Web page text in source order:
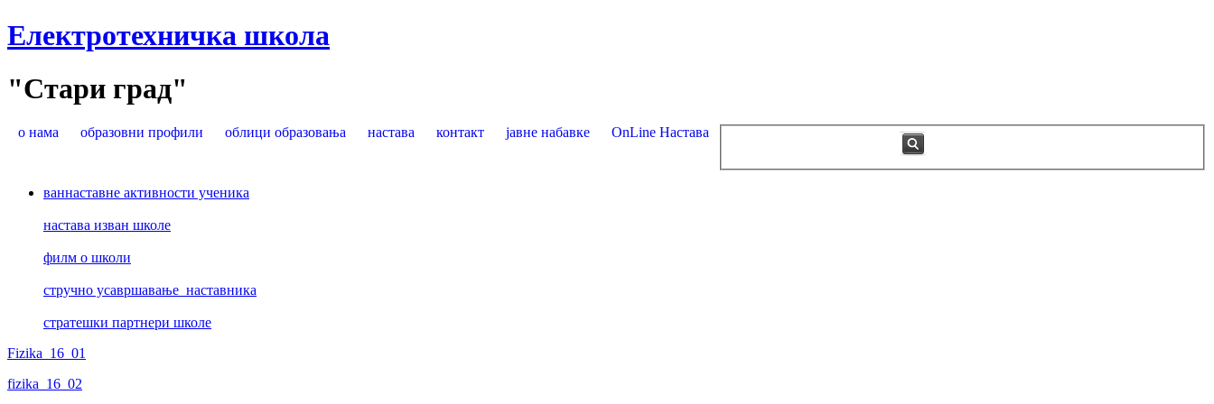
Електротехничка школа
"Стари град"
о нама образовни профили облици образовања настава контакт јавне набавке OnLine Настава
ваннаставне активности ученика
настава изван школе
филм о школи
стручно усавршавање наставника
стратешки партнери школе
Fizika_16_01
fizika_16_02